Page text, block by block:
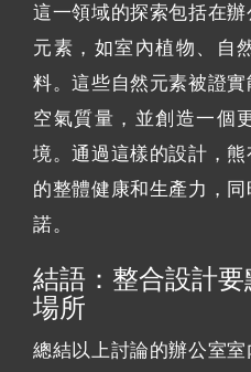
這一領域的探索包括在
元素，如室內植物、自
料。這些自然元素被證
空氣質量，並創造一個
境。通過這樣的設計，
的整體健康和生產力，
諾。
結語：整合設計
場所
總結以上討論的辦公室